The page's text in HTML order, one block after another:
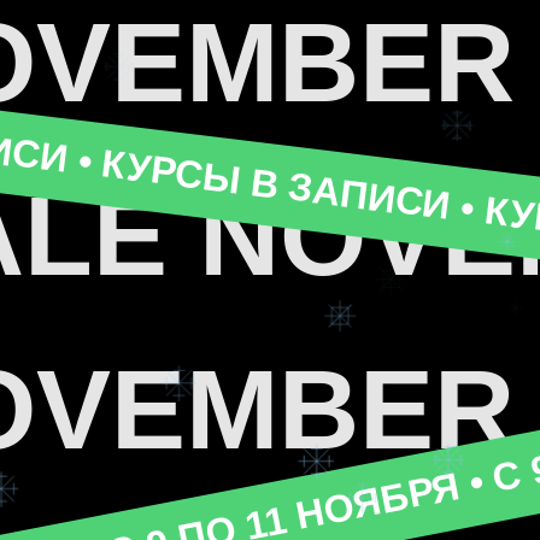
9 ПО 11
КУРСЫ В ЗАПИСИ